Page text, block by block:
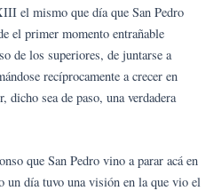
el mismo que día que San Pedro
el primer momento entrañable
de los superiores, de juntarse a
recíprocamente a crecer en
sea de paso, una verdadera
que San Pedro vino a parar acá en
un día tuvo una visión en la que vio el